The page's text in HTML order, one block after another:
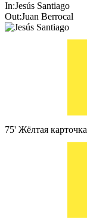
In:Jesús Santiago
Out:Juan Berrocal
75' Жёлтая карточка